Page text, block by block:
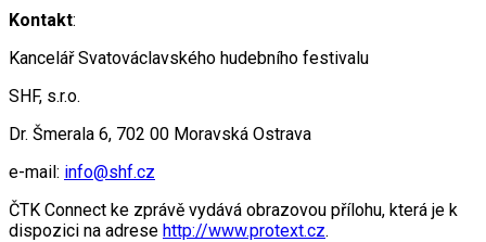
Kontakt:
Kancelář Svatováclavského hudebního festivalu
SHF, s.r.o.
Dr. Šmerala 6, 702 00 Moravská Ostrava
e-mail: info@shf.cz
ČTK Connect ke zprávě vydává obrazovou přílohu, která je k
dispozici na adrese http://www.protext.cz.